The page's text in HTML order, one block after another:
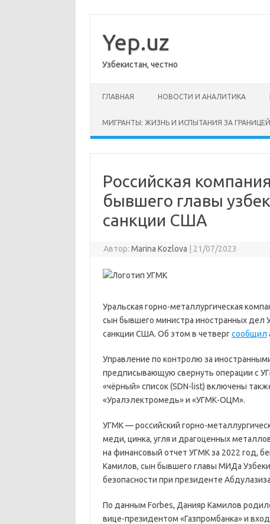
содержимому
Yep.uz
Узбекистан, честно
ГЛАВНАЯ НОВОСТИ И АНАЛИТИКА
МИГРАНТЫ: ЖИЗНЬ И ИСПЫТАНИЯ ЗА ГРАНИЦЕЙ
Российская
бывшего главы
санкции США
Автор: Marina Kozlova 21/07/2023
Уральская горно-металлургическая
сын бывшего министра иностранных дел
санкции США. Об этом в четвергсообщил
Управление по контролю за
предписывающую свернуть операции с
«чёрный» список (SDN-list) включены
«Уралэлектромедь» и «УГМК-ОЦМ».
УГМК — российский горно-
меди, цинка, угля и драгоценных
на финансовый отчет УГМК за 2022 год,
Камилов, сын бывшего главы МИДа
безопасности при президенте
По данным Forbes, Данияр Камилов
вице-президентом «Газпромбанка» и